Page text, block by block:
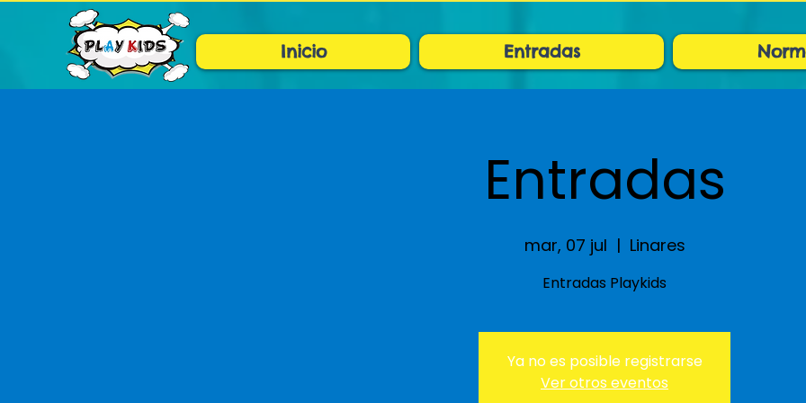
Inicio Entradas
Entradas
mar, 07 jul
  |
Linares
Entradas Playkids
Ya no es posible registrarse
Ver otros eventos